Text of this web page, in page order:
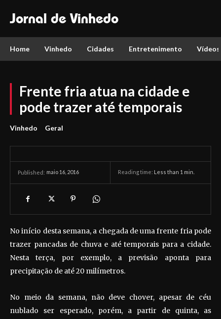
Jornal de Vinhedo
Home Vinhedo Cidades Entretenimento Vídeos
Frente fria atua na cidade e
pode trazer até temporais
Vinhedo Geral
Published: maio 16, 2016 Reading time: Less than 1 min.
No início desta semana, a chegada de uma frente fria pode
trazer pancadas de chuva e até temporais para a cidade.
Nesta terça, por exemplo, a previsão aponta para
precipitação de até 20 milímetros.
No meio da semana, não deve chover, apesar de céu
nublado ser esperado, porém, a partir de quinta, as